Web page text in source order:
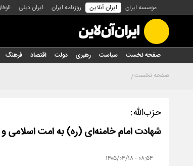
موسسه ایران ایران آنلاین روزنامه ایران ایران دیلی
صفحه نخست سیاست رهبری دولت اقتصاد فرهنگ
صفحه نخست
حزب‌الله:
شهادت امام خامنه‌ای (ره) به امت اسلامی
۰۸:۵۴ - ۱۴۰۵/۰۴/۱۸